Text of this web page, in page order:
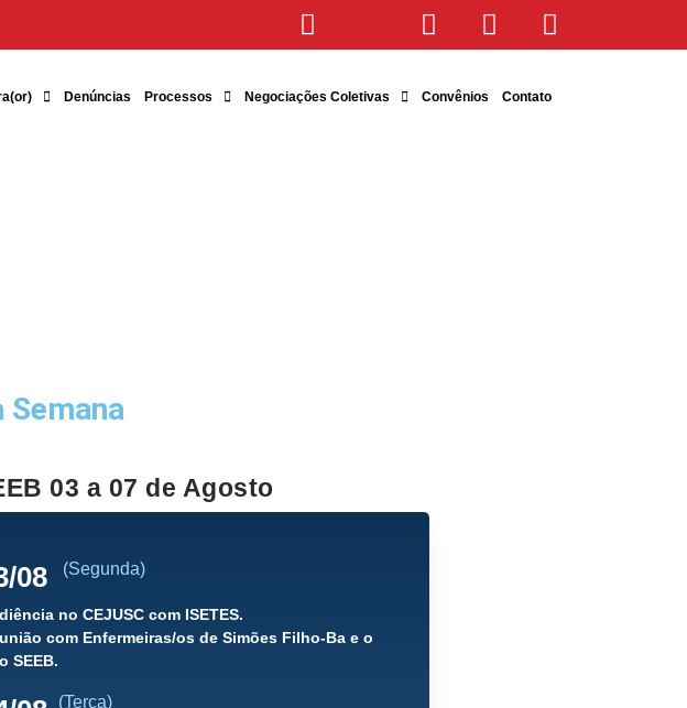
Denúncias Processos Negociações Coletivas Convênios Contato
Semana
03 a 07 de Agosto
08 (Segunda)
no CEJUSC com ISETES.
com Enfermeiras/os de Simões Filho-Ba e o
SEEB.
(Terça)